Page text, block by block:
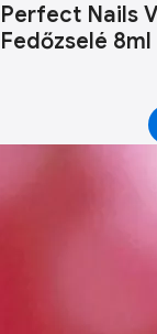
Perfect Nails
Fedőzselé 8ml